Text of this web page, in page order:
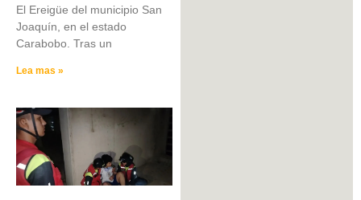
El Ereigüe del municipio San
Joaquín, en el estado
Carabobo. Tras un
Lea mas »